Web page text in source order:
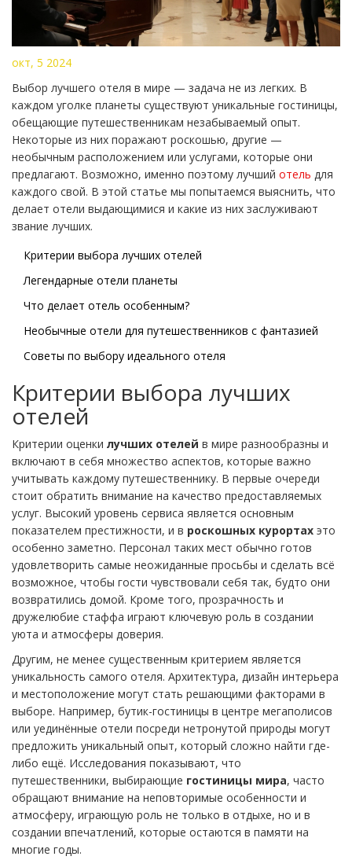
окт, 5 2024
Выбор лучшего отеля в мире — задача не из легких. В
каждом уголке планеты существуют уникальные гостиницы,
обещающие путешественникам незабываемый опыт.
Некоторые из них поражают роскошью, другие —
необычным расположением или услугами, которые они
предлагают. Возможно, именно поэтому лучший отель для
каждого свой. В этой статье мы попытаемся выяснить, что
делает отели выдающимися и какие из них заслуживают
звание лучших.
Критерии выбора лучших отелей
Легендарные отели планеты
Что делает отель особенным?
Необычные отели для путешественников с фантазией
Советы по выбору идеального отеля
Критерии выбора лучших
отелей
Критерии оценки лучших отелей в мире разнообразны и
включают в себя множество аспектов, которые важно
учитывать каждому путешественнику. В первые очереди
стоит обратить внимание на качество предоставляемых
услуг. Высокий уровень сервиса является основным
показателем престижности, и в роскошных курортах это
особенно заметно. Персонал таких мест обычно готов
удовлетворить самые неожиданные просьбы и сделать всё
возможное, чтобы гости чувствовали себя так, будто они
возвратились домой. Кроме того, прозрачность и
дружелюбие стаффа играют ключевую роль в создании
уюта и атмосферы доверия.
Другим, не менее существенным критерием является
уникальность самого отеля. Архитектура, дизайн интерьера
и местоположение могут стать решающими факторами в
выборе. Например, бутик-гостиницы в центре мегаполисов
или уединённые отели посреди нетронутой природы могут
предложить уникальный опыт, который сложно найти где-
либо ещё. Исследования показывают, что
путешественники, выбирающие гостиницы мира, часто
обращают внимание на неповторимые особенности и
атмосферу, играющую роль не только в отдыхе, но и в
создании впечатлений, которые остаются в памяти на
многие годы.